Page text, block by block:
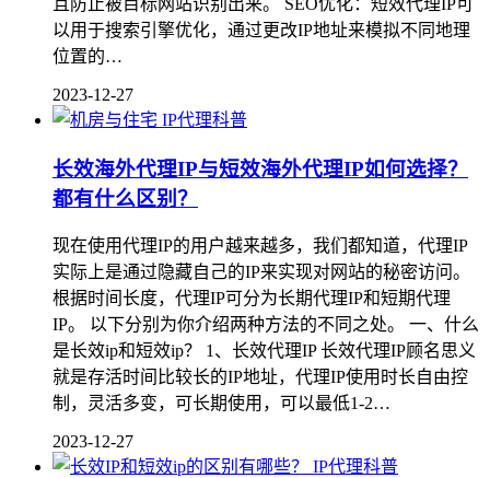
且防止被目标网站识别出来。 SEO优化：短效代理IP可
以用于搜索引擎优化，通过更改IP地址来模拟不同地理
位置的…
2023-12-27
IP代理科普
长效海外代理IP与短效海外代理IP如何选择？
都有什么区别？
现在使用代理IP的用户越来越多，我们都知道，代理IP
实际上是通过隐藏自己的IP来实现对网站的秘密访问。
根据时间长度，代理IP可分为长期代理IP和短期代理
IP。 以下分别为你介绍两种方法的不同之处。 一、什么
是长效ip和短效ip？ 1、长效代理IP 长效代理IP顾名思义
就是存活时间比较长的IP地址，代理IP使用时长自由控
制，灵活多变，可长期使用，可以最低1-2…
2023-12-27
IP代理科普